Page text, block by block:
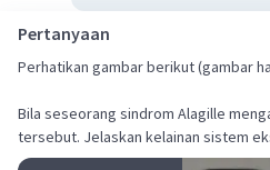
Pertanyaan
Perhatikan gambar berikut (gambar
Bila seseorang sindrom Alagille
tersebut. Jelaskan kelainan sistem